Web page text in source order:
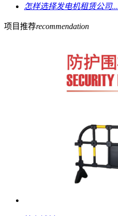
怎样选择发电机租赁公司...
项目推荐recommendation